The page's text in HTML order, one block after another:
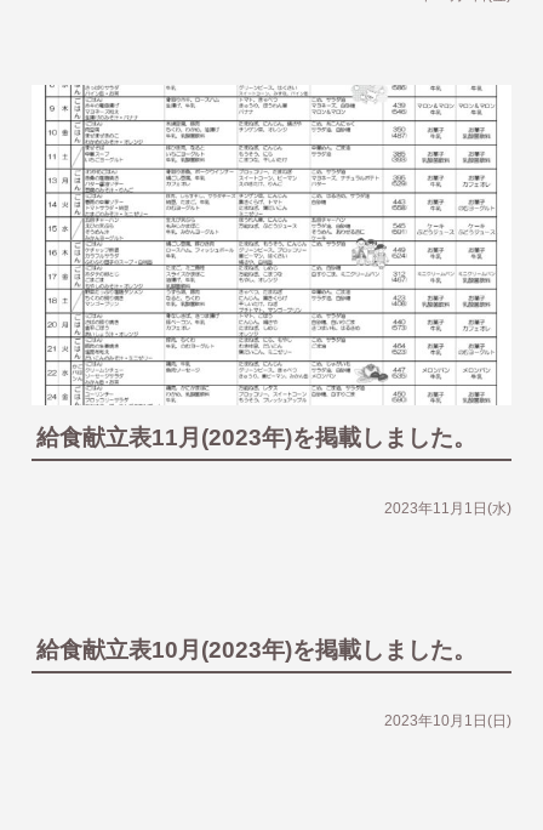
給食献立表11月(2023年)を掲載しました。
2023年11月1日(水)
給食献立表10月(2023年)を掲載しました。
2023年10月1日(日)